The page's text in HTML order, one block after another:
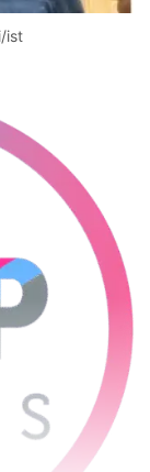
ist